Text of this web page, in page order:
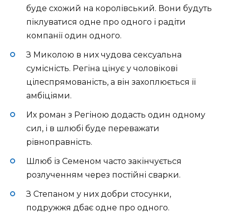
буде схожий на королівський. Вони будуть
піклуватися одне про одного і радіти
компанії один одного.
З Миколою в них чудова сексуальна
сумісність. Регіна цінує у чоловікові
цілеспрямованість, а він захоплюється її
амбіціями.
Их роман з Регіною додасть один одному
сил, і в шлюбі буде переважати
рівноправність.
Шлюб із Семеном часто закінчується
розлученням через постійні сварки.
З Степаном у них добри стосунки,
подружжя дбає одне про одного.